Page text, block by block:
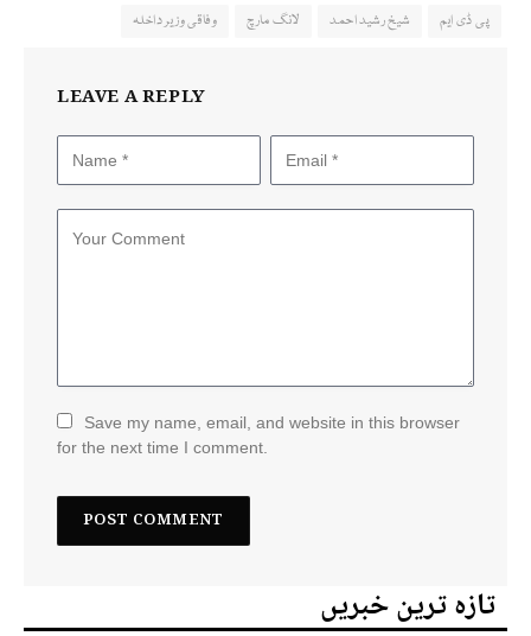
پی ڈی ایم شیخ رشید احمد لانگ مارچ وفاقی وزیر داخلہ
LEAVE A REPLY
Save my name, email, and website in this browser
for the next time I comment.
تازہ ترین خبریں